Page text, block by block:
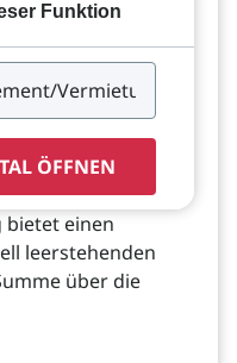
Funktion
ÖFFNEN
bietet einen
leerstehenden
über die